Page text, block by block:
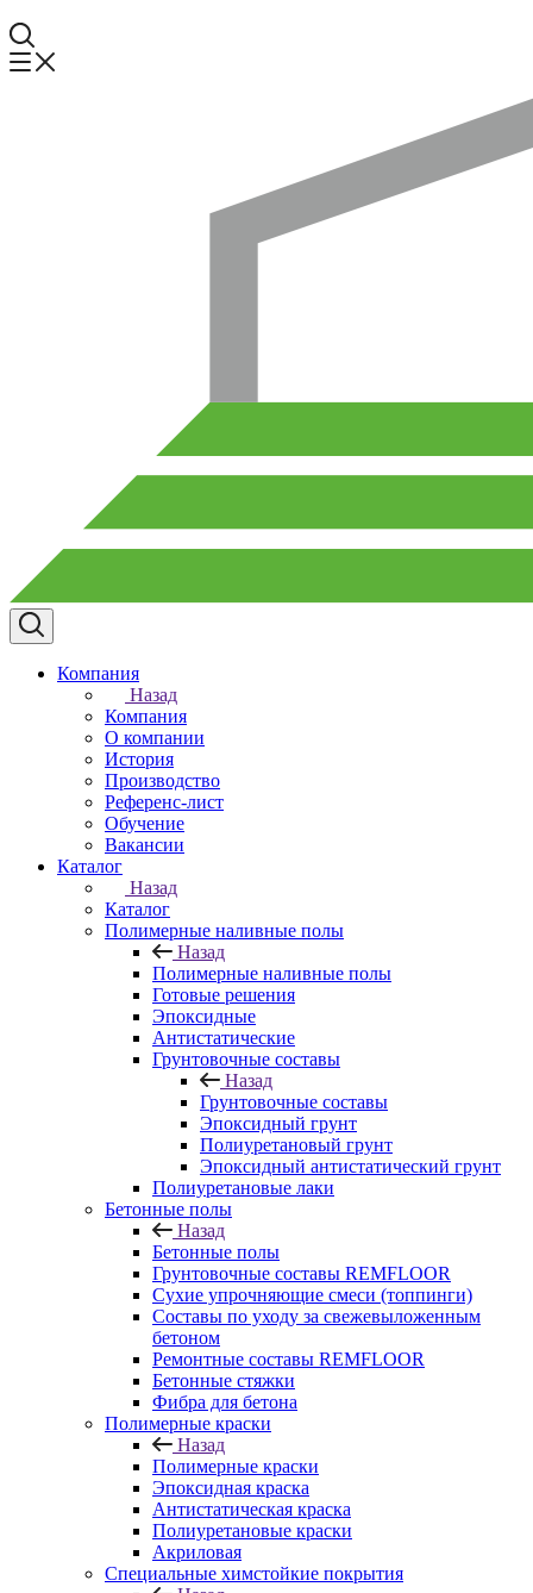
Компания
Назад
Компания
О компании
История
Производство
Референс-лист
Обучение
Вакансии
Каталог
Назад
Каталог
Полимерные наливные полы
Назад
Полимерные наливные полы
Готовые решения
Эпоксидные
Антистатические
Грунтовочные составы
Назад
Грунтовочные составы
Эпоксидный грунт
Полиуретановый грунт
Эпоксидный антистатический грунт
Полиуретановые лаки
Бетонные полы
Назад
Бетонные полы
Грунтовочные составы REMFLOOR
Сухие упрочняющие смеси (топпинги)
Составы по уходу за свежевыложенным
бетоном
Ремонтные составы REMFLOOR
Бетонные стяжки
Фибра для бетона
Полимерные краски
Назад
Полимерные краски
Эпоксидная краска
Антистатическая краска
Полиуретановые краски
Акриловая
Специальные химстойкие покрытия